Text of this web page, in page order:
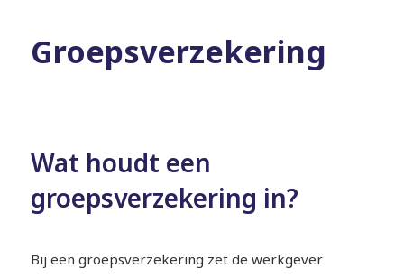
Groepsverzekering
Wat houdt een
groepsverzekering in?
Bij een groepsverzekering zet de werkgever